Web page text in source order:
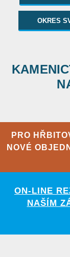
OKRES
PRO
NOVÉ
ON-LINE
NAŠÍM